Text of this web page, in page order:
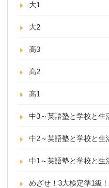
大1
大2
高3
高2
高1
中3～英語塾と学校と生
中2～英語塾と学校と生
中1～英語塾と学校と生
めざせ！3大検定準1級